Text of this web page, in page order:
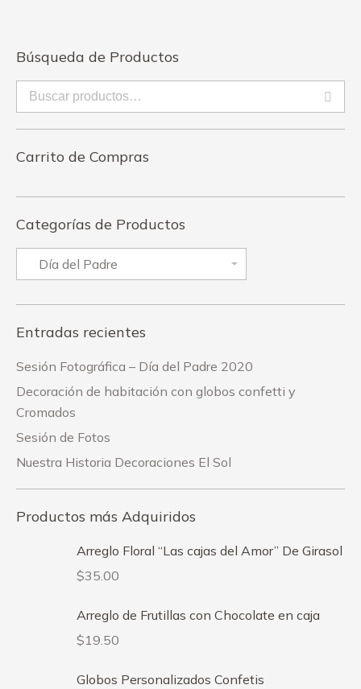
Búsqueda de Productos
Carrito de Compras
Categorías de Productos
Entradas recientes
Sesión Fotográfica – Día del Padre 2020
Decoración de habitación con globos confetti y
Cromados
Sesión de Fotos
Nuestra Historia Decoraciones El Sol
Productos más Adquiridos
Arreglo Floral “Las cajas del Amor” De Girasol
$35.00
Arreglo de Frutillas con Chocolate en caja
$19.50
Globos Personalizados Confetis